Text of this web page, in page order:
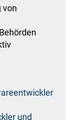
von
und